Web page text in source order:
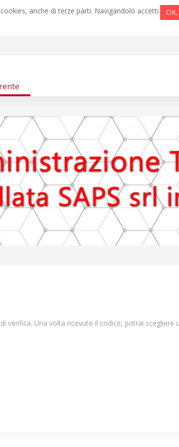
anche di terze parti. Navigandolo accetti.
verifica. Una volta ricevuto il codice, potrai scegliere